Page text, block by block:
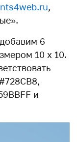
,
6
10 х 10.
и